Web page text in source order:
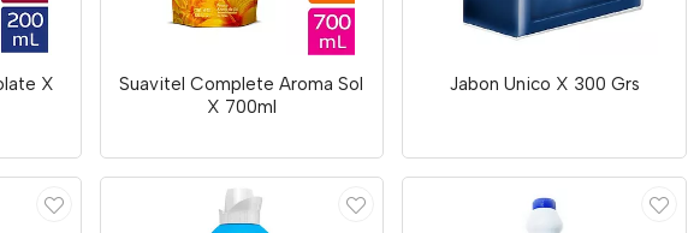
X
Suavitel Complete Aroma Sol
X 700ml
Jabon Unico X 300 Grs